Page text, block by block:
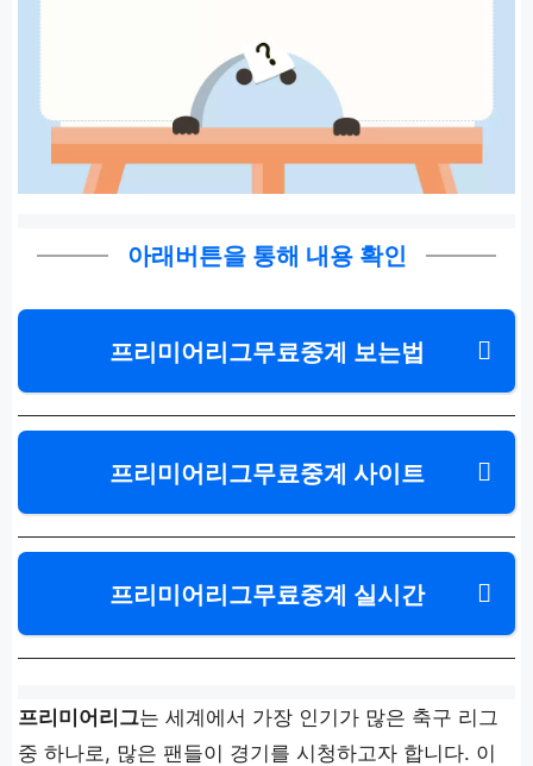
아래버튼을 통해 내용 확인
프리미어리그무료중계 보는법
프리미어리그무료중계 사이트
프리미어리그무료중계 실시간
프리미어리그는 세계에서 가장 인기가 많은 축구 리그
중 하나로, 많은 팬들이 경기를 시청하고자 합니다. 이